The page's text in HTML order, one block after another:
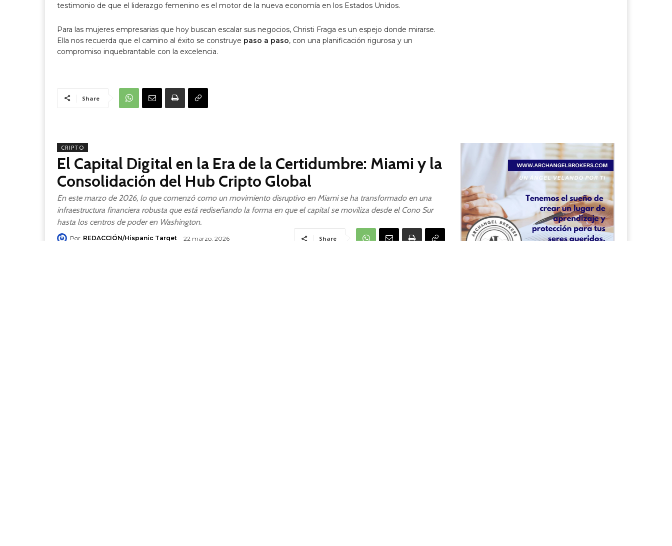
testimonio de que el liderazgo femenino es el motor de la nueva economía en los Estados Unidos.
Para las mujeres empresarias que hoy buscan escalar sus negocios, Christi Fraga es un espejo donde mirarse.
Ella nos recuerda que el camino al éxito se construye paso a paso, con una planificación rigurosa y un
compromiso inquebrantable con la excelencia.
Share